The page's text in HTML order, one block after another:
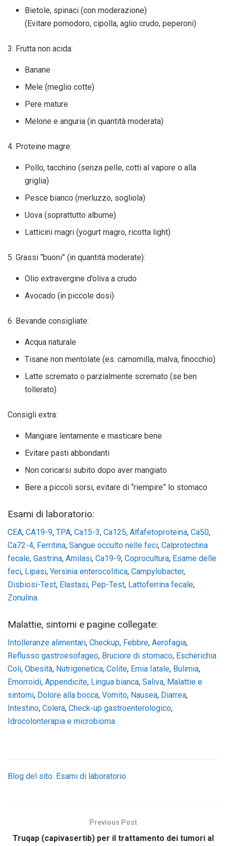
Bietole, spinaci (con moderazione)
(Evitare pomodoro, cipolla, aglio crudo, peperoni)
3. Frutta non acida:
Banane
Mele (meglio cotte)
Pere mature
Melone e anguria (in quantità moderata)
4. Proteine magre:
Pollo, tacchino (senza pelle, cotti al vapore o alla
griglia)
Pesce bianco (merluzzo, sogliola)
Uova (soprattutto albume)
Latticini magri (yogurt magro, ricotta light)
5. Grassi “buoni” (in quantità moderate):
Olio extravergine d’oliva a crudo
Avocado (in piccole dosi)
6. Bevande consigliate:
Acqua naturale
Tisane non mentolate (es. camomilla, malva, finocchio)
Latte scremato o parzialmente scremato (se ben
tollerato)
Consigli extra:
Mangiare lentamente e masticare bene
Evitare pasti abbondanti
Non coricarsi subito dopo aver mangiato
Bere a piccoli sorsi, evitare di “riempire” lo stomaco
Esami di laboratorio:
CEA, CA19-9, TPA, Ca15-3, Ca125, Alfafetoproteina, Ca50,
Ca72-4, Ferritina, Sangue occulto nelle feci, Calprotectina
fecale, Gastrina, Amilasi, Ca19-9, Coprocultura, Esame delle
feci, Lipasi, Yersinia enterocolitica, Campylobacter,
Disbiosi-Test, Elastasi, Pep-Test, Lattoferrina fecale,
Zonulina
Malattie, sintomi e pagine collegate:
Intolleranze alimentari, Checkup, Febbre, Aerofagia,
Reflusso gastroesofageo, Bruciore di stomaco, Escherichia
Coli, Obesità, Nutrigenetica, Colite, Ernia Iatale, Bulimia,
Emorroidi, Appendicite, Lingua bianca, Saliva, Malattie e
sintomi, Dolore alla bocca, Vomito, Nausea, Diarrea,
Intestino, Colera, Check-up gastroenterologico,
Idrocolonterapia e microbioma
Blog del sito: Esami di laboratorio
Previous Post
Truqap (capivasertib) per il trattamento dei tumori al